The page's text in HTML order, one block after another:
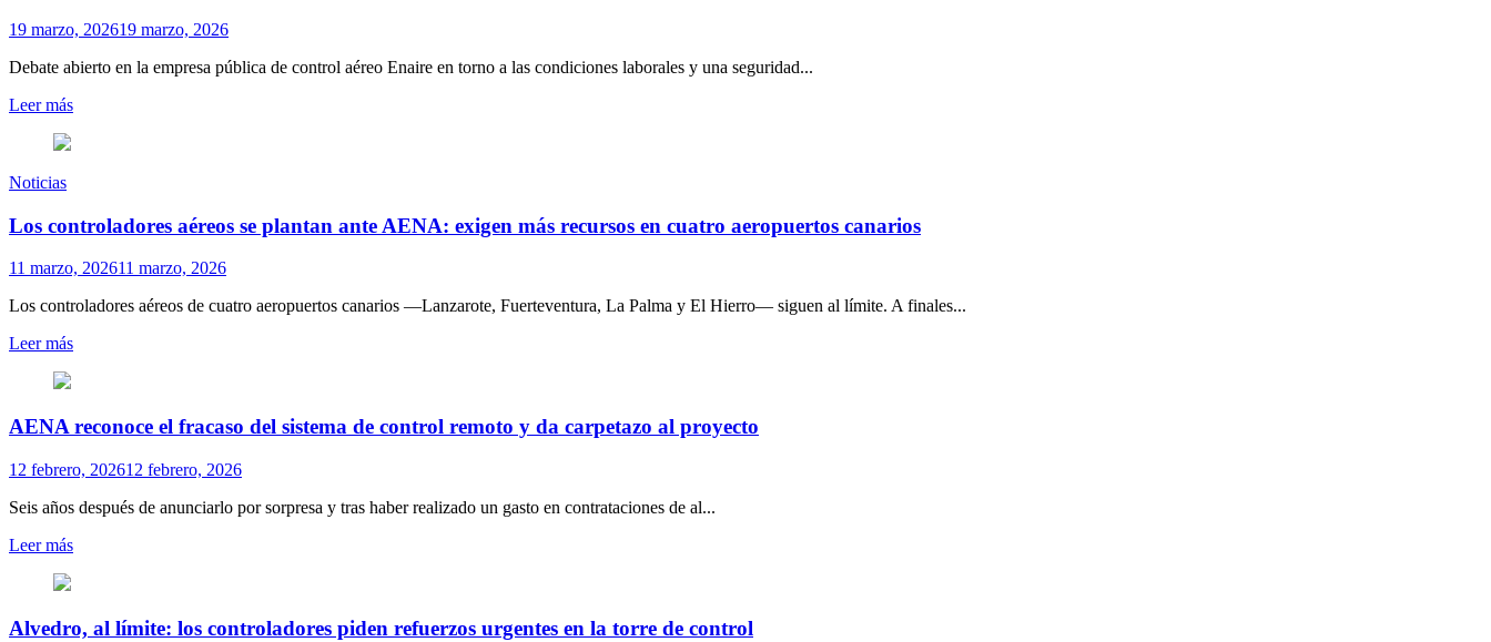
19 marzo, 202619 marzo, 2026
Debate abierto en la empresa pública de control aéreo Enaire en torno a las condiciones laborales y una seguridad...
Leer más
Noticias
Los controladores aéreos se plantan ante AENA: exigen más recursos en cuatro aeropuertos canarios
11 marzo, 202611 marzo, 2026
Los controladores aéreos de cuatro aeropuertos canarios —Lanzarote, Fuerteventura, La Palma y El Hierro— siguen al límite. A finales...
Leer más
AENA reco­noce el fra­caso del sis­tema de con­trol remoto y da car­pe­tazo al pro­yecto
12 febrero, 202612 febrero, 2026
Seis años des­pués de anun­ciarlo por sor­presa y tras haber rea­li­zado un gasto en con­tra­ta­cio­nes de al...
Leer más
Alvedro, al límite: los controladores piden refuerzos urgentes en la torre de control